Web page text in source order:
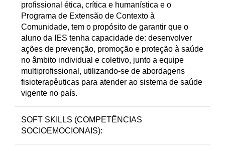
profissional ética, crítica e humanística e o
Programa de Extensão de Contexto à
Comunidade, tem o propósito de garantir que o
aluno da IES tenha capacidade de: desenvolver
ações de prevenção, promoção e proteção à saúde
no âmbito individual e coletivo, junto a equipe
multiprofissional, utilizando-se de abordagens
fisioterapêuticas para atender ao sistema de saúde
vigente no país.
SOFT SKILLS (COMPETÊNCIAS
SOCIOEMOCIONAIS):